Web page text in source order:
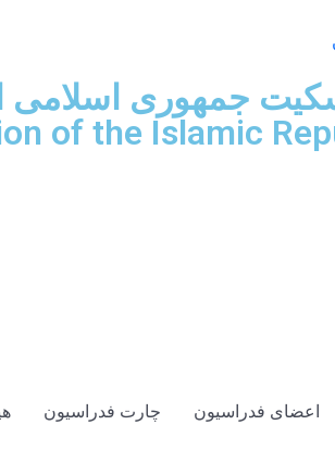
جمهوری اسلامی
of the Islamic
اعضای فدراسیون چارت فدراسیون